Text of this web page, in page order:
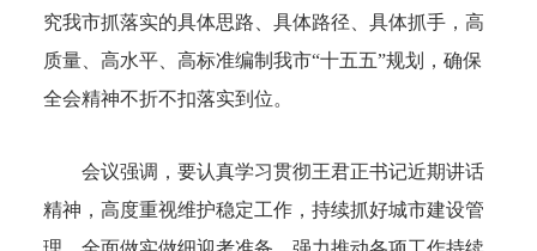
究我市抓落实的具体思路、具体路径、具体抓手，高
质量、高水平、高标准编制我市“十五五”规划，确保
全会精神不折不扣落实到位。
会议强调，要认真学习贯彻王君正书记近期讲话
精神，高度重视维护稳定工作，持续抓好城市建设管